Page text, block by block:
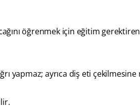
öğrenmek için eğitim
yapmaz; ayrıca diş eti çekilmesine